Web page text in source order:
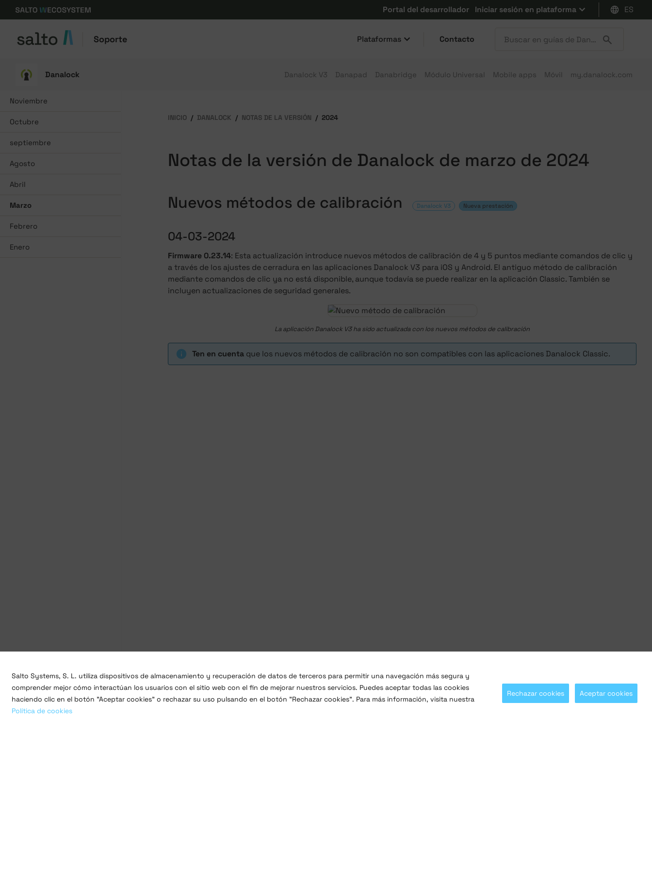
Portal del desarrollador Iniciar sesión en plataforma ES
Soporte Plataformas Contacto
Danalock Danalock V3 Danapad Danabridge Módulo Universal Mobile apps Móvil my.danalock.com
INICIO DANALOCK NOTAS DE LA VERSIÓN 2024
Notas de la versión de Danalock de marzo de 2024
Nuevos métodos de calibración Danalock V3 Nueva prestación
04-03-2024
Firmware 0.23.14: Esta actualización introduce nuevos métodos de calibración de 4 y 5 puntos mediante comandos de clic y
a través de los ajustes de cerradura en las aplicaciones Danalock V3 para iOS y Android. El antiguo método de calibración
mediante comandos de clic ya no está disponible, aunque todavía se puede realizar en la aplicación Classic. También se
incluyen actualizaciones de seguridad generales.
La aplicación Danalock V3 ha sido actualizada con los nuevos métodos de calibración
Ten en cuenta que los nuevos métodos de calibración no son compatibles con las aplicaciones Danalock Classic.
Noviembre
Octubre
septiembre
Agosto
Abril
Marzo
Febrero
Enero
Salto Systems, S. L. utiliza dispositivos de almacenamiento y recuperación de datos de terceros para permitir una navegación más segura y
comprender mejor cómo interactúan los usuarios con el sitio web con el fin de mejorar nuestros servicios. Puedes aceptar todas las cookies
haciendo clic en el botón "Aceptar cookies" o rechazar su uso pulsando en el botón "Rechazar cookies". Para más información, visita nuestra
Política de cookies
Rechazar cookies Aceptar cookies